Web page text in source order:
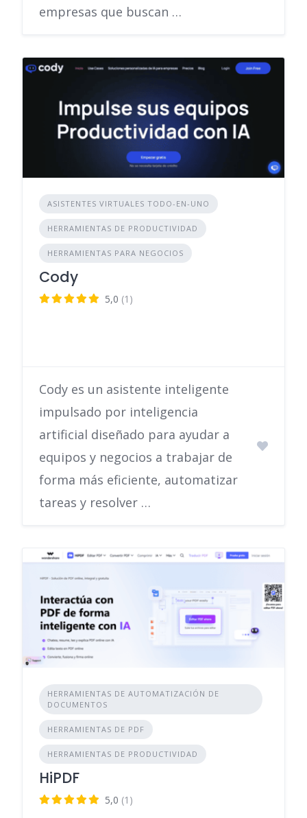
empresas que buscan …
ASISTENTES VIRTUALES TODO-EN-UNO
HERRAMIENTAS DE PRODUCTIVIDAD
HERRAMIENTAS PARA NEGOCIOS
Cody
5,0 (1)
Cody es un asistente inteligente
impulsado por inteligencia
artificial diseñado para ayudar a
equipos y negocios a trabajar de
forma más eficiente, automatizar
tareas y resolver …
HERRAMIENTAS DE AUTOMATIZACIÓN DE
DOCUMENTOS
HERRAMIENTAS DE PDF
HERRAMIENTAS DE PRODUCTIVIDAD
HiPDF
5,0 (1)